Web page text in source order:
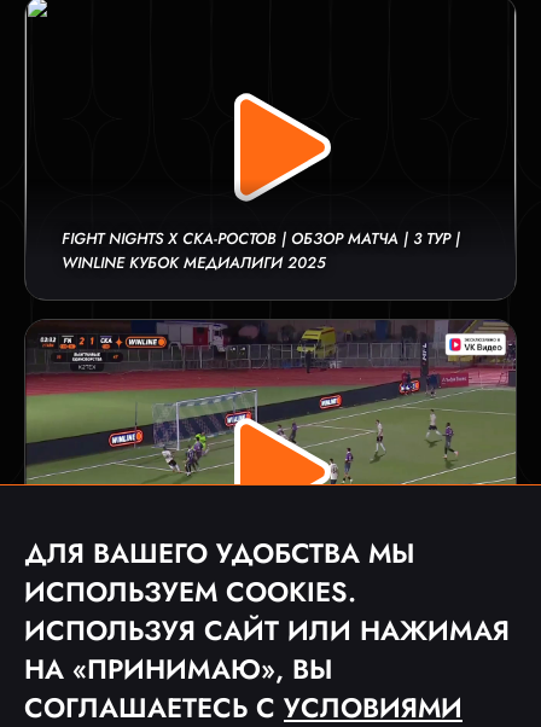
FIGHT NIGHTS X СКА-РОСТОВ | ОБЗОР МАТЧА | 3 ТУР |
WINLINE КУБОК МЕДИАЛИГИ 2025
ГОЛ 48’ (3:1), САНЬКОВ (FIGHT NIGHTS - СКА-РОСТОВ |
ПРЕТЕНДЕНТЫ. 3 ТУР, КЛ 2025)
1 2 3 ...
ДЛЯ ВАШЕГО УДОБСТВА МЫ
ИСПОЛЬЗУЕМ COOKIES.
ИСПОЛЬЗУЯ САЙТ ИЛИ НАЖИМАЯ
НА «ПРИНИМАЮ», ВЫ
СОГЛАШАЕТЕСЬ С УСЛОВИЯМИ